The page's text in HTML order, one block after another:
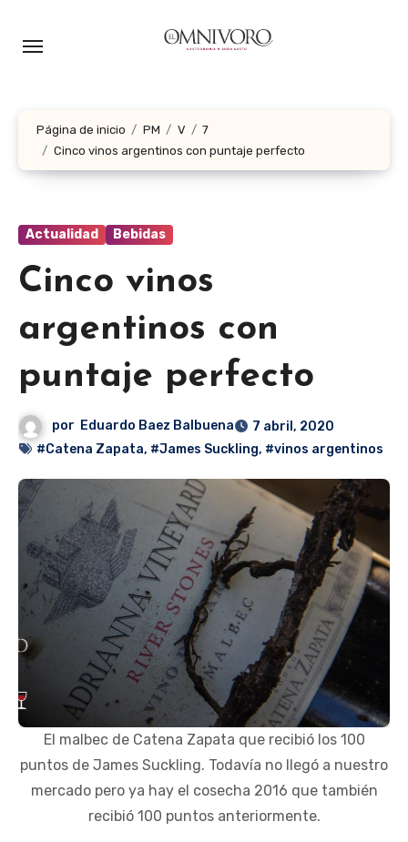
Página de inicio PM V
7
Cinco vinos argentinos con puntaje perfecto
Actualidad Bebidas
Cinco vinos
argentinos con
puntaje perfecto
por Eduardo Baez Balbuena
7 abril, 2020
#Catena Zapata, #James Suckling, #vinos argentinos
El malbec de Catena Zapata que recibió los 100
puntos de James Suckling. Todavía no llegó a nuestro
mercado pero ya hay el cosecha 2016 que también
recibió 100 puntos anteriormente.